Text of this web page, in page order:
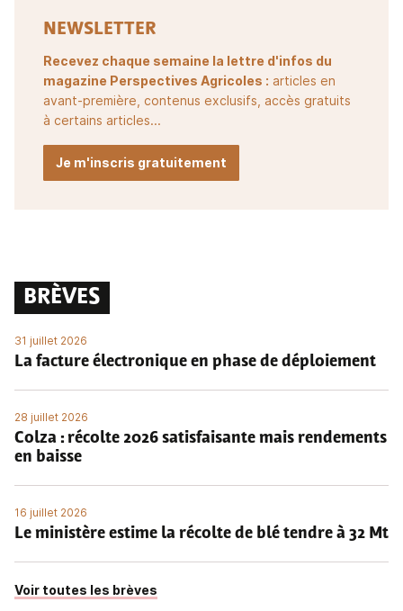
NEWSLETTER
Recevez chaque semaine la lettre d'infos du
magazine Perspectives Agricoles : articles en
avant-première, contenus exclusifs, accès gratuits
à certains articles...
Je m'inscris gratuitement
BRÈVES
31 juillet 2026
La facture électronique en phase de déploiement
28 juillet 2026
Colza : récolte 2026 satisfaisante mais rendements
en baisse
16 juillet 2026
Le ministère estime la récolte de blé tendre à 32 Mt
Voir toutes les brèves